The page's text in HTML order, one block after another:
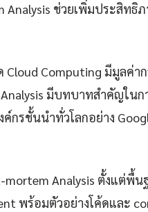
Analysis ช่วยเพิ่มประสิทธิ
Cloud Computing มีมูลค่า
มีบทบาทสำคัญใน
กรชั้นนำทั่วโลกอย่าง
Analysis ตั้งแต่พื้น
พร้อมตัวอย่างโค้ดและ